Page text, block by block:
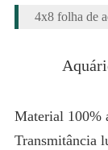
4x8 folha de
Material 100%
Transmitância